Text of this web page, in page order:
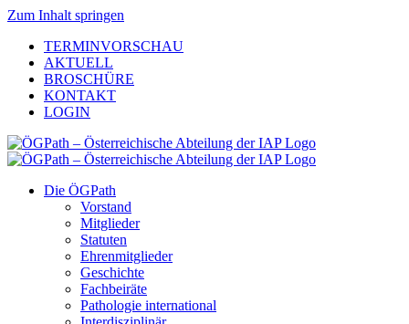
Zum Inhalt springen
TERMINVORSCHAU
AKTUELL
BROSCHÜRE
KONTAKT
LOGIN
Die ÖGPath
Vorstand
Mitglieder
Statuten
Ehrenmitglieder
Geschichte
Fachbeiräte
Pathologie international